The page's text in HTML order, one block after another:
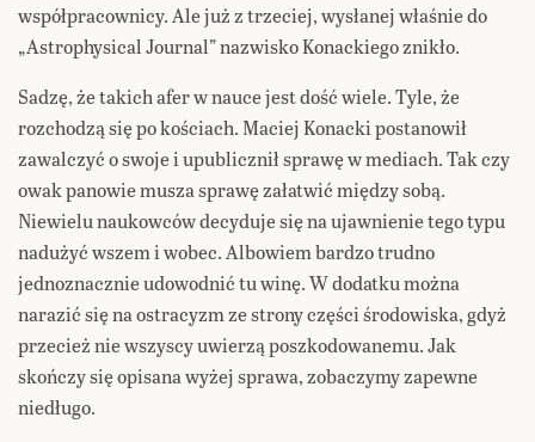
współpracownicy. Ale już z trzeciej, wysłanej właśnie do
„Astrophysical Journal” nazwisko Konackiego znikło.
Sadzę, że takich afer w nauce jest dość wiele. Tyle, że
rozchodzą się po kościach. Maciej Konacki postanowił
zawalczyć o swoje i upublicznił sprawę w mediach. Tak czy
owak panowie musza sprawę załatwić między sobą.
Niewielu naukowców decyduje się na ujawnienie tego typu
nadużyć wszem i wobec. Albowiem bardzo trudno
jednoznacznie udowodnić tu winę. W dodatku można
narazić się na ostracyzm ze strony części środowiska, gdyż
przecież nie wszyscy uwierzą poszkodowanemu. Jak
skończy się opisana wyżej sprawa, zobaczymy zapewne
niedługo.